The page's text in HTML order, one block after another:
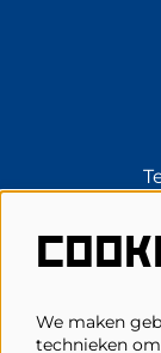
We maken
technieken